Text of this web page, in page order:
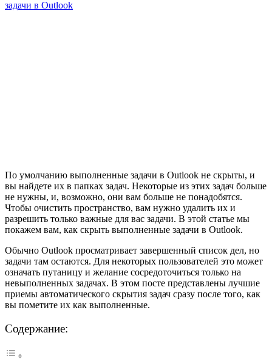
По умолчанию выполненные задачи в Outlook не скрыты, и
вы найдете их в папках задач. Некоторые из этих задач больше
не нужны, и, возможно, они вам больше не понадобятся.
Чтобы очистить пространство, вам нужно удалить их и
разрешить только важные для вас задачи. В этой статье мы
покажем вам, как скрыть выполненные задачи в Outlook.
Обычно Outlook просматривает завершенный список дел, но
задачи там остаются. Для некоторых пользователей это может
означать путаницу и желание сосредоточиться только на
невыполненных задачах. В этом посте представлены лучшие
приемы автоматического скрытия задач сразу после того, как
вы пометите их как выполненные.
Содержание: